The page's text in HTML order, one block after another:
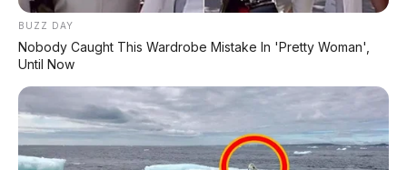
Tank sipil dengan triple lockers
BUZZ DAY
Nobody Caught This Wardrobe Mistake In 'Pretty Woman',
Until Now